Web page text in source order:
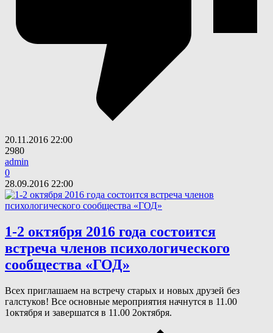
20.11.2016 22:00
2980
admin
0
28.09.2016 22:00
1-2 октября 2016 года состоится
встреча членов психологического
сообщества «ГОД»
Всех приглашаем на встречу старых и новых друзей без
галстуков! Все основные мероприятия начнутся в 11.00
1октября и завершатся в 11.00 2октября.